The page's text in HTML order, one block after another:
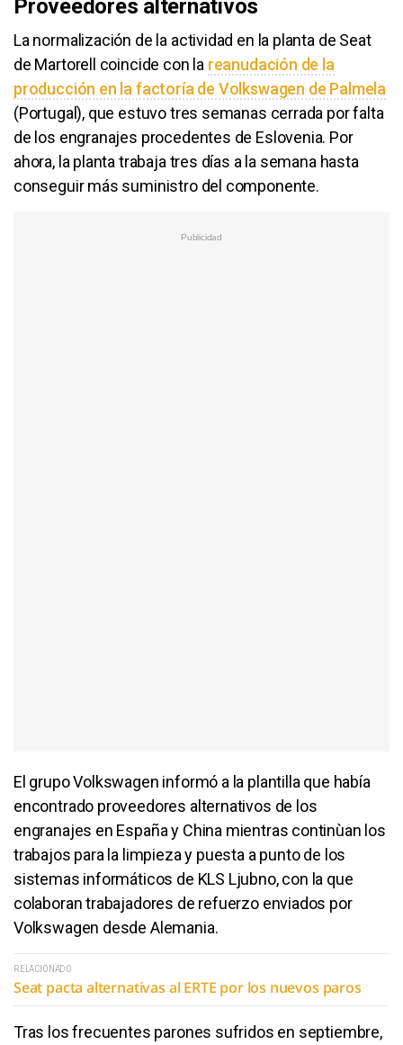
Proveedores alternativos
La normalización de la actividad en la planta de Seat
de Martorell coincide con la reanudación de la
producción en la factoría de Volkswagen de Palmela
(Portugal), que estuvo tres semanas cerrada por falta
de los engranajes procedentes de Eslovenia. Por
ahora, la planta trabaja tres días a la semana hasta
conseguir más suministro del componente.
El grupo Volkswagen informó a la plantilla que había
encontrado proveedores alternativos de los
engranajes en España y China mientras continùan los
trabajos para la limpieza y puesta a punto de los
sistemas informáticos de KLS Ljubno, con la que
colaboran trabajadores de refuerzo enviados por
Volkswagen desde Alemania.
RELACIONADO
Seat pacta alternativas al ERTE por los nuevos paros
Tras los frecuentes parones sufridos en septiembre,